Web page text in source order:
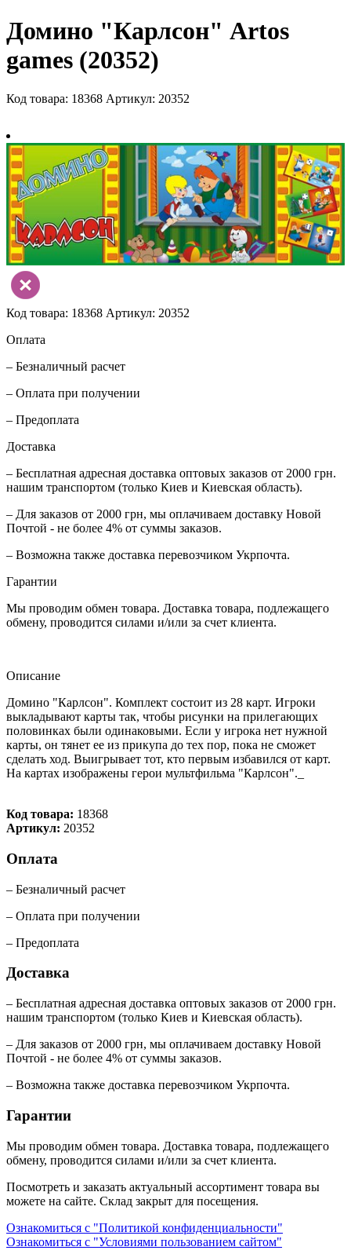
Домино "Карлсон" Artos
games (20352)
Код товара: 18368 Артикул: 20352
Код товара: 18368 Артикул: 20352
Оплата
– Безналичный расчет
– Оплата при получении
– Предоплата
Доставка
– Бесплатная адресная доставка оптовых заказов от 2000 грн.
нашим транспортом (только Киев и Киевская область).
– Для заказов от 2000 грн, мы оплачиваем доставку Новой
Почтой - не более 4% от суммы заказов.
– Возможна также доставка перевозчиком Укрпочта.
Гарантии
Мы проводим обмен товара. Доставка товара, подлежащего
обмену, проводится силами и/или за счет клиента.
Описание
Домино "Карлсон". Комплект состоит из 28 карт. Игроки
выкладывают карты так, чтобы рисунки на прилегающих
половинках были одинаковыми. Если у игрока нет нужной
карты, он тянет ее из прикупа до тех пор, пока не сможет
сделать ход. Выигрывает тот, кто первым избавился от карт.
На картах изображены герои мультфильма "Карлсон"._
Код товара: 18368
Артикул: 20352
Оплата
– Безналичный расчет
– Оплата при получении
– Предоплата
Доставка
– Бесплатная адресная доставка оптовых заказов от 2000 грн.
нашим транспортом (только Киев и Киевская область).
– Для заказов от 2000 грн, мы оплачиваем доставку Новой
Почтой - не более 4% от суммы заказов.
– Возможна также доставка перевозчиком Укрпочта.
Гарантии
Мы проводим обмен товара. Доставка товара, подлежащего
обмену, проводится силами и/или за счет клиента.
Посмотреть и заказать актуальный ассортимент товара вы
можете на сайте. Склад закрыт для посещения.
Ознакомиться с "Политикой конфиденциальности"
Ознакомиться с "Условиями пользованием сайтом"